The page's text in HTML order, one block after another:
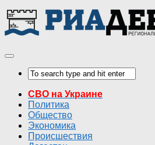
СВО на Украине
Политика
Общество
Экономика
Происшествия